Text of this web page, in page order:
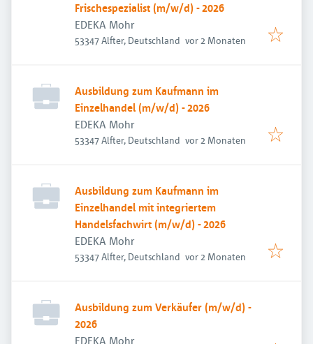
Frischespezialist (m/w/d) - 2026
EDEKA Mohr
53347 Alfter, Deutschland Veröffentlicht:
vor 2 Monaten
Ausbildung zum Kaufmann im
Einzelhandel (m/w/d) - 2026
EDEKA Mohr
53347 Alfter, Deutschland Veröffentlicht:
vor 2 Monaten
Ausbildung zum Kaufmann im
Einzelhandel mit integriertem
Handelsfachwirt (m/w/d) - 2026
EDEKA Mohr
53347 Alfter, Deutschland Veröffentlicht:
vor 2 Monaten
Ausbildung zum Verkäufer (m/w/d) -
2026
EDEKA Mohr